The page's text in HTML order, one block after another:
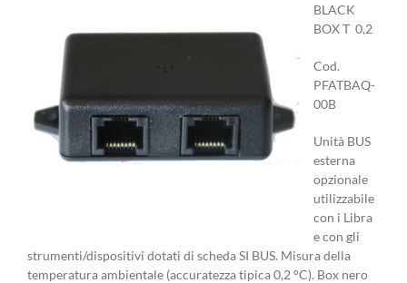
BLACK
BOX T 0,2
Cod.
PFATBAQ-
00B
Unità BUS
esterna
opzionale
utilizzabile
con i Libra
e con gli
strumenti/dispositivi dotati di scheda SI BUS. Misura della
temperatura ambientale (accuratezza tipica 0,2 °C). Box nero